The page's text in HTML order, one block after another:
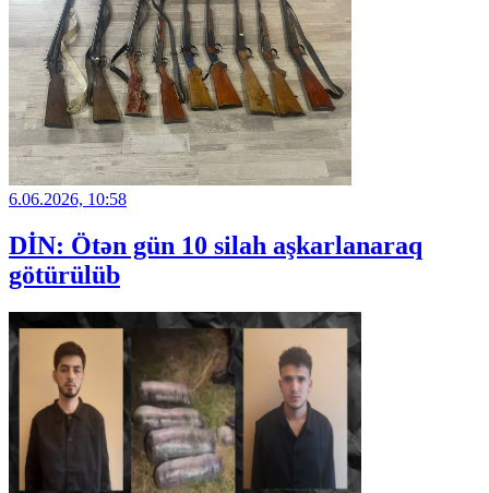
6.06.2026, 10:58
DİN: Ötən gün 10 silah aşkarlanaraq
götürülüb